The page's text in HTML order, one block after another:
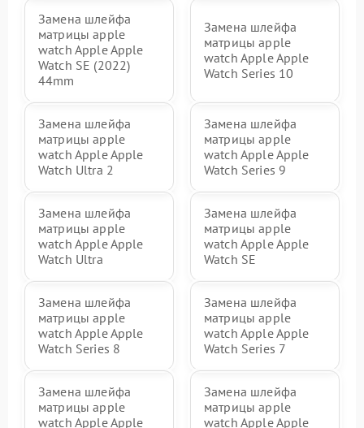
Замена шлейфа
матрицы apple
watch Apple Apple
Watch SE (2022)
44mm
Замена шлейфа
матрицы apple
watch Apple Apple
Watch Series 10
Замена шлейфа
матрицы apple
watch Apple Apple
Watch Ultra 2
Замена шлейфа
матрицы apple
watch Apple Apple
Watch Series 9
Замена шлейфа
матрицы apple
watch Apple Apple
Watch Ultra
Замена шлейфа
матрицы apple
watch Apple Apple
Watch SE
Замена шлейфа
матрицы apple
watch Apple Apple
Watch Series 8
Замена шлейфа
матрицы apple
watch Apple Apple
Watch Series 7
Замена шлейфа
матрицы apple
watch Apple Apple
Замена шлейфа
матрицы apple
watch Apple Apple